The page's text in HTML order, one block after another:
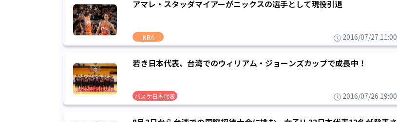
アマレ・スタッダマイアーがニックスの選手として現役引退
NBA 2016/07/27 11:00
若き日本代表、台湾でのウィリアム・ジョーンズカップで成長中！
バスケ日本代表 2016/07/26 19:00